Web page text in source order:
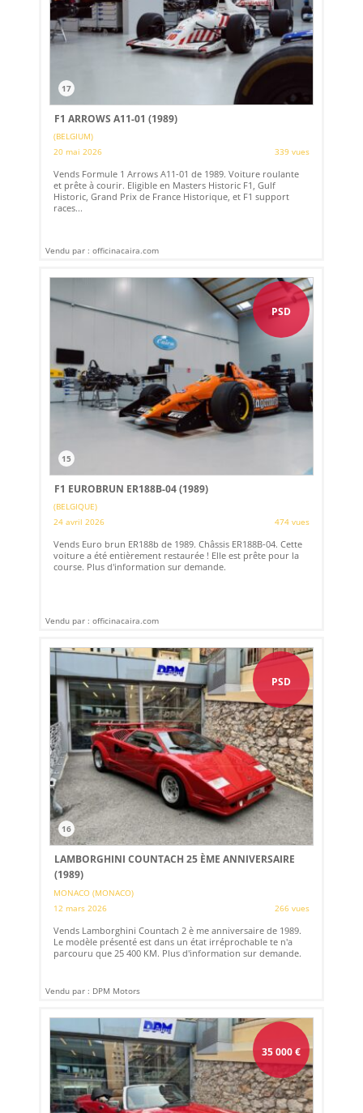
17
F1 ARROWS A11-01 (1989)
(BELGIUM)
20 mai 2026
339 vues
Vends Formule 1 Arrows A11-01 de 1989. Voiture roulante
et prête à courir. Eligible en Masters Historic F1, Gulf
Historic, Grand Prix de France Historique, et F1 support
races...
Vendu par : officinacaira.com
PSD
15
F1 EUROBRUN ER188B-04 (1989)
(BELGIQUE)
24 avril 2026
474 vues
Vends Euro brun ER188b de 1989. Châssis ER188B-04. Cette
voiture a été entièrement restaurée ! Elle est prête pour la
course. Plus d'information sur demande.
Vendu par : officinacaira.com
PSD
16
LAMBORGHINI COUNTACH 25 ÈME ANNIVERSAIRE
(1989)
MONACO (MONACO)
12 mars 2026
266 vues
Vends Lamborghini Countach 2 è me anniversaire de 1989.
Le modèle présenté est dans un état irréprochable te n'a
parcouru que 25 400 KM. Plus d'information sur demande.
Vendu par : DPM Motors
35 000€